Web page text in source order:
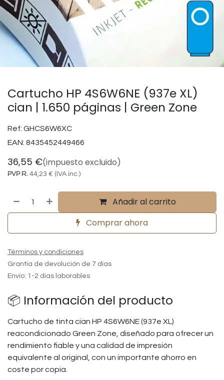
Cartucho HP 4S6W6NE (937e XL)
cian | 1.650 páginas | Green Zone
Ref: GHCS6W6XC
EAN: 8435452449466
36,55 €(impuesto excluido)
PVP R. 44,23 € (IVA inc.)
Añadir al carrito
Comprar ahora
Términos y condiciones
Grantía de devolución de 7 días
Envío: 1-2 días laborables
📦 Información del producto
Cartucho de tinta cian HP 4S6W6NE (937e XL)
reacondicionado Green Zone, diseñado para ofrecer un
rendimiento fiable y una calidad de impresión
equivalente al original, con un importante ahorro en
coste por copia.